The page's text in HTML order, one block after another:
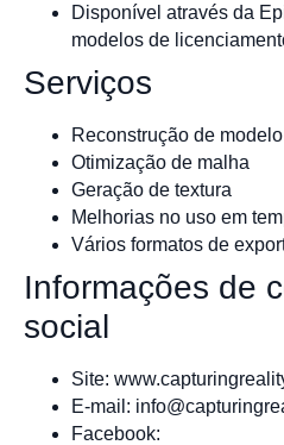
Disponível através da
modelos de
Serviços
Reconstrução de
Otimização de malha
Geração de textura
Melhorias no uso em
Vários formatos de
Informações de
social
Site:
E-mail:
Facebook: